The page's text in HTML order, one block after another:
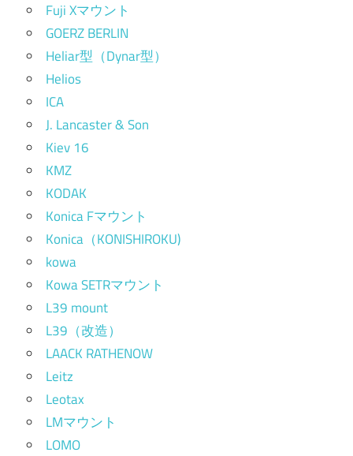
Fuji Xマウント
GOERZ BERLIN
Heliar型（Dynar型）
Helios
ICA
J. Lancaster & Son
Kiev 16
KMZ
KODAK
Konica Fマウント
Konica（KONISHIROKU)
kowa
Kowa SETRマウント
L39 mount
L39（改造）
LAACK RATHENOW
Leitz
Leotax
LMマウント
LOMO